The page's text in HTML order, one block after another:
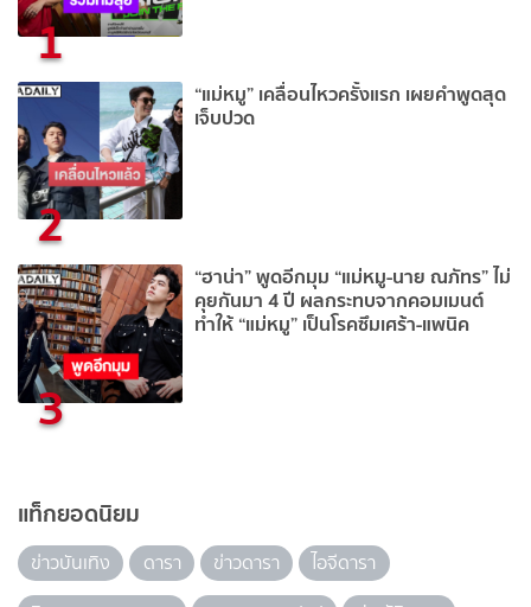
1
2
“แม่หมู” เคลื่อนไหวครั้งแรก เผยคำพูดสุด
เจ็บปวด
3
“ฮาน่า” พูดอีกมุม “แม่หมู-นาย ณภัทร” ไม่
คุยกันมา 4 ปี ผลกระทบจากคอมเมนต์
ทำให้ “แม่หมู” เป็นโรคซึมเศร้า-แพนิค
แท็กยอดนิยม
ข่าวบันเทิง ดารา ข่าวดารา
ไอจีดารา